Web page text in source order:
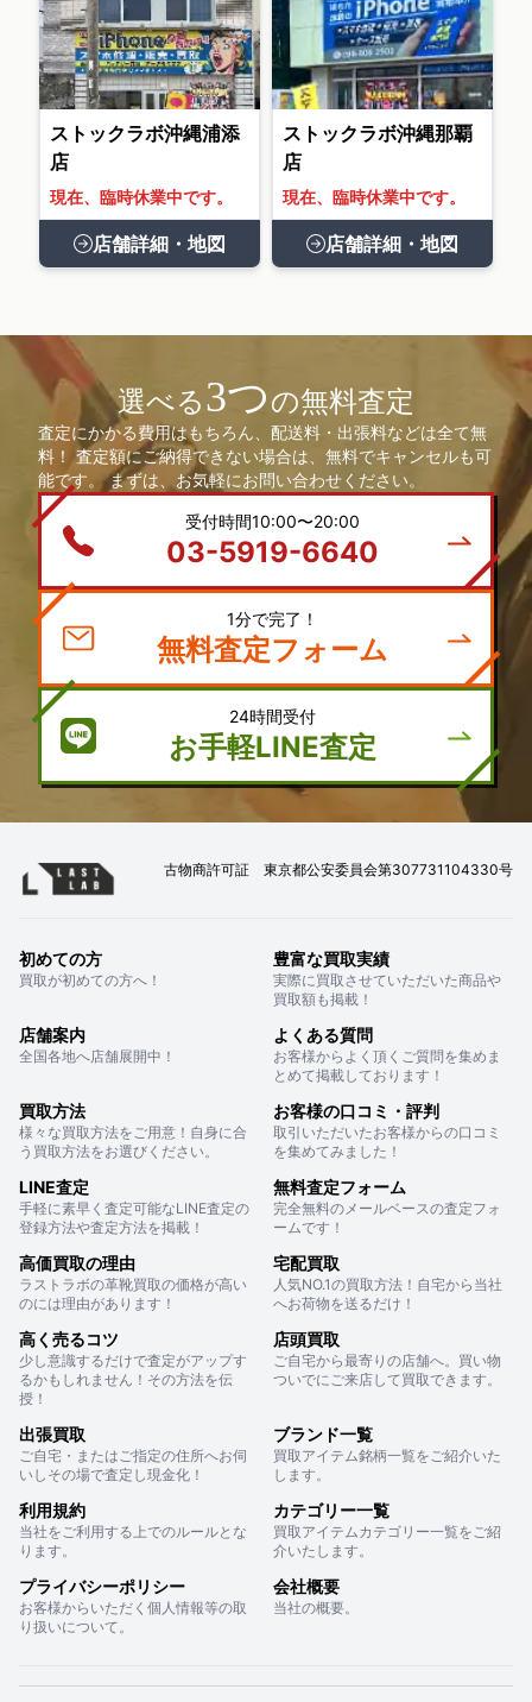
ストックラボ沖縄浦添
店
現在、臨時休業中です。
店舗詳細・地図
ストックラボ沖縄那覇
店
現在、臨時休業中です。
店舗詳細・地図
選べる3つの無料査定
査定にかかる費用はもちろん、配送料・出張料などは全て無
料！ 査定額にご納得できない場合は、無料でキャンセルも可
能です。 まずは、お気軽にお問い合わせください。
受付時間10:00〜20:00
03-5919-6640
1分で完了！
無料査定フォーム
24時間受付
お手軽LINE査定
古物商許可証 東京都公安委員会第307731104330号
初めての方
買取が初めての方へ！
豊富な買取実績
実際に買取させていただいた商品や
買取額も掲載！
店舗案内
全国各地へ店舗展開中！
よくある質問
お客様からよく頂くご質問を集めま
とめて掲載しております！
買取方法
様々な買取方法をご用意！自身に合
う買取方法をお選びください。
お客様の口コミ・評判
取引いただいたお客様からの口コミ
を集めてみました！
LINE査定
手軽に素早く査定可能なLINE査定の
登録方法や査定方法を掲載！
無料査定フォーム
完全無料のメールベースの査定フォ
ームです！
高価買取の理由
ラストラボの革靴買取の価格が高い
のには理由があります！
宅配買取
人気NO.1の買取方法！自宅から当社
へお荷物を送るだけ！
高く売るコツ
少し意識するだけで査定がアップす
るかもしれません！その方法を伝
授！
店頭買取
ご自宅から最寄りの店舗へ。買い物
ついでにご来店して買取できます。
出張買取
ご自宅・またはご指定の住所へお伺
いしその場で査定し現金化！
ブランド一覧
買取アイテム銘柄一覧をご紹介いた
します。
利用規約
当社をご利用する上でのルールとな
ります。
カテゴリー一覧
買取アイテムカテゴリー一覧をご紹
介いたします。
プライバシーポリシー
お客様からいただく個人情報等の取
り扱いについて。
会社概要
当社の概要。